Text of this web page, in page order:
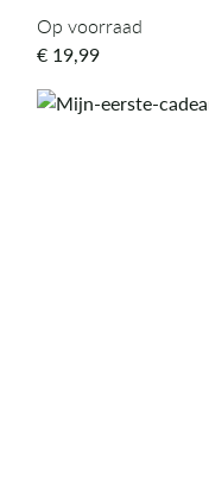
Op voorraad
Op voorraad
€ 19,99